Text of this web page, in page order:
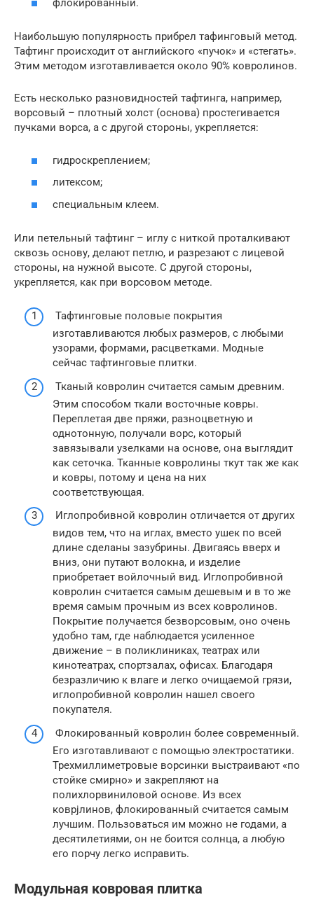
флокированный.
Наибольшую популярность прибрел тафинговый метод.
Тафтинг происходит от английского «пучок» и «стегать».
Этим методом изготавливается около 90% ковролинов.
Есть несколько разновидностей тафтинга, например,
ворсовый – плотный холст (основа) простегивается
пучками ворса, а с другой стороны, укрепляется:
гидроскреплением;
литексом;
специальным клеем.
Или петельный тафтинг – иглу с ниткой проталкивают
сквозь основу, делают петлю, и разрезают с лицевой
стороны, на нужной высоте. С другой стороны,
укрепляется, как при ворсовом методе.
Тафтинговые половые покрытия
изготавливаются любых размеров, с любыми
узорами, формами, расцветками. Модные
сейчас тафтинговые плитки.
Тканый ковролин считается самым древним.
Этим способом ткали восточные ковры.
Переплетая две пряжи, разноцветную и
однотонную, получали ворс, который
завязывали узелками на основе, она выглядит
как сеточка. Тканные ковролины ткут так же как
и ковры, потому и цена на них
соответствующая.
Иглопробивной ковролин отличается от других
видов тем, что на иглах, вместо ушек по всей
длине сделаны зазубрины. Двигаясь вверх и
вниз, они путают волокна, и изделие
приобретает войлочный вид. Иглопробивной
ковролин считается самым дешевым и в то же
время самым прочным из всех ковролинов.
Покрытие получается безворсовым, оно очень
удобно там, где наблюдается усиленное
движение – в поликлиниках, театрах или
кинотеатрах, спортзалах, офисах. Благодаря
безразличию к влаге и легко очищаемой грязи,
иглопробивной ковролин нашел своего
покупателя.
Флокированный ковролин более современный.
Его изготавливают с помощью электростатики.
Трехмиллиметровые ворсинки выстраивают «по
стойке смирно» и закрепляют на
полихлорвиниловой основе. Из всех
коврjлинов, флокированный считается самым
лучшим. Пользоваться им можно не годами, а
десятилетиями, он не боится солнца, а любую
его порчу легко исправить.
Модульная ковровая плитка